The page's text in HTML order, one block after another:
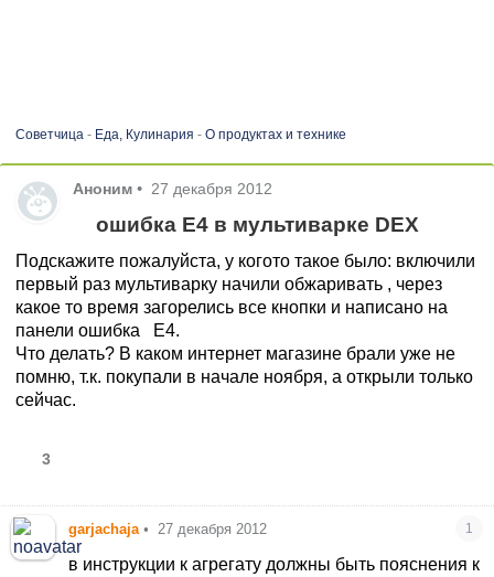
Советчица- Еда, Кулинария - О продуктах и технике
Аноним • 27 декабря 2012
ошибка Е4 в мультиварке DEX
Подскажите пожалуйста, у когото такое было: включили
первый раз мультиварку начили обжаривать , через
какое то время загорелись все кнопки и написано на
панели ошибка Е4.
Что делать? В каком интернет магазине брали уже не
помню, т.к. покупали в начале ноября, а открыли только
сейчас.
3
garjachaja • 27 декабря 2012 1
в инструкции к агрегату должны быть пояснения к